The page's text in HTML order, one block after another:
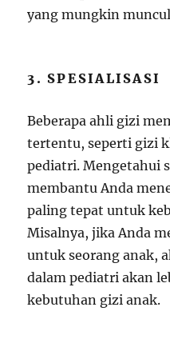
yang mungkin
3. SPESIALISASI
Beberapa ahli gizi
tertentu, seperti gizi
pediatri. Mengetahui
membantu Anda
paling tepat untuk
Misalnya, jika Anda
untuk seorang anak,
dalam pediatri akan
kebutuhan gizi anak.